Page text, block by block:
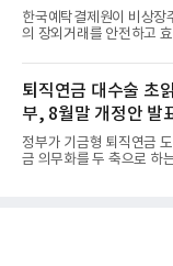
한국예탁결제원이 비상장
의 장외거래를 안전하고
퇴직연금 대수술 초
부, 8월말 개정안 발
정부가 기금형 퇴직연금
금 의무화를 두 축으로 하